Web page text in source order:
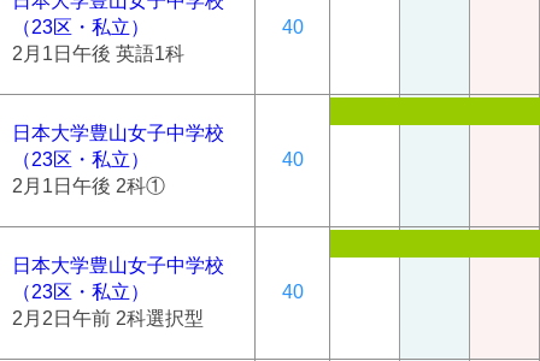
（23区・私立）
2月1日午後 英語1科
40
日本大学豊山女子中学校
（23区・私立）
2月1日午後 2科①
40
日本大学豊山女子中学校
（23区・私立）
2月2日午前 2科選択型
40